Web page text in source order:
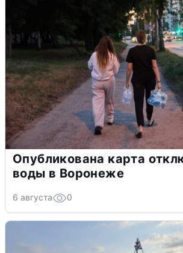
Опубликована карта
воды в Воронеже
6 августа 0